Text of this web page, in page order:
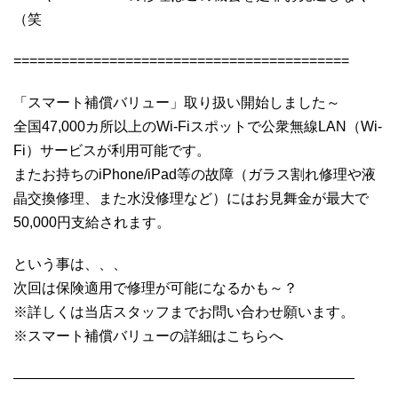
（笑
==========================================
「スマート補償バリュー」取り扱い開始しました～
全国47,000カ所以上のWi-Fiスポットで公衆無線LAN（Wi-
Fi）サービスが利用可能です。
またお持ちのiPhone/iPad等の故障（ガラス割れ修理や液
晶交換修理、また水没修理など）にはお見舞金が最大で
50,000円支給されます。
という事は、、、
次回は保険適用で修理が可能になるかも～？
※詳しくは当店スタッフまでお問い合わせ願います。
※スマート補償バリューの詳細はこちらへ
————————————————————————